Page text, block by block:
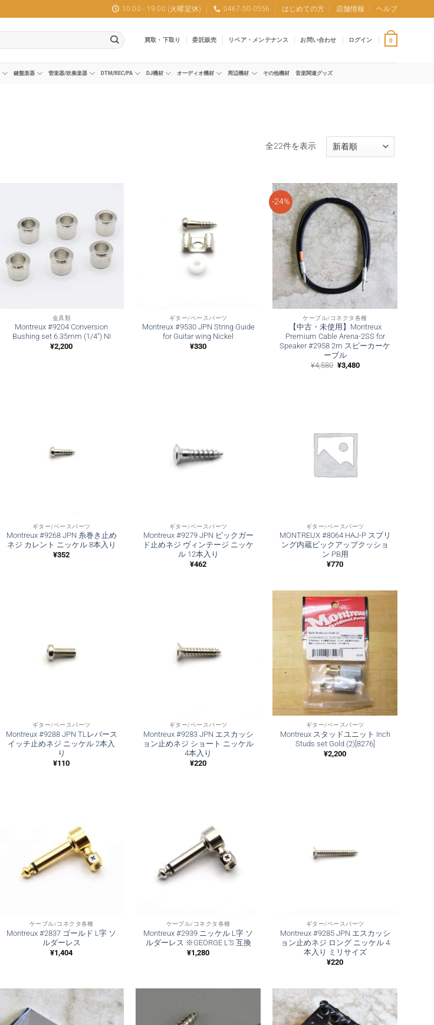
10:00 - 19:00 (火曜定休) 0467-50-0556 はじめての方 店舗情報 ヘルプ
買取・下取り 委託販売 リペア・メンテナンス お問い合わせ ログイン 0
鍵盤楽器 管楽器/吹奏楽器 DTM/REC/PA DJ機材 オーディオ機材 周辺機材 その他機材 音楽関連グッズ
全22件を表示新
順
金具類
Montreux #9204 Conversion
Bushing set 6.35mm (1/4″) NI
¥2,200
ギター/ベースパーツ
Montreux #9530 JPN String Guide
for Guitar wing Nickel
¥330
-24%
ケーブル/コネクタ各種
【中古・未使用】Montreux
Premium Cable Arena-2SS for
Speaker #2958 2m スピーカーケ
ーブル
¥4,580 元
¥3,480現
ギター/ベースパーツ
Montreux #9268 JPN 糸巻き止め
ネジ カレント ニッケル 8本入り
¥352
ギター/ベースパーツ
Montreux #9279 JPN ピックガー
ド止めネジ ヴィンテージ ニッケ
ル 12本入り
¥462
ギター/ベースパーツ
MONTREUX #8064 HAJ-P スプリ
ング内蔵ピックアップクッショ
ン PB用
¥770
ギター/ベースパーツ
Montreux #9288 JPN TLレバース
イッチ止めネジ ニッケル 2本入
り
¥110
ギター/ベースパーツ
Montreux #9283 JPN エスカッシ
ョン止めネジ ショート ニッケル
4本入り
¥220
ギター/ベースパーツ
Montreux スタッドユニット Inch
Studs set Gold (2)[8276]
¥2,200
ケーブル/コネクタ各種
Montreux #2837 ゴールド L字 ソ
ルダーレス
¥1,404
ケーブル/コネクタ各種
Montreux #2939 ニッケル L字 ソ
ルダーレス ※GEORGE L’S 互換
¥1,280
ギター/ベースパーツ
Montreux #9285 JPN エスカッシ
ョン止めネジ ロング ニッケル 4
本入り ミリサイズ
¥220